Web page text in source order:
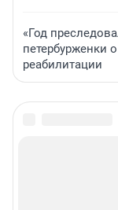
«Год
петербурженки
реабилитации